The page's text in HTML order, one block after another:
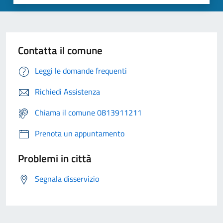
Contatta il comune
Leggi le domande frequenti
Richiedi Assistenza
Chiama il comune 0813911211
Prenota un appuntamento
Problemi in città
Segnala disservizio